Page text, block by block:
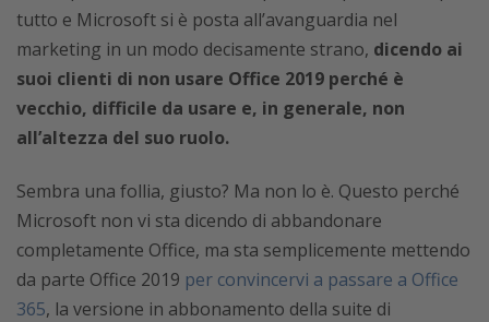
tutto e Microsoft si è posta all’avanguardia nel
marketing in un modo decisamente strano, dicendo ai
suoi clienti di non usare Office 2019 perché è
vecchio, difficile da usare e, in generale, non
all’altezza del suo ruolo.
Sembra una follia, giusto? Ma non lo è. Questo perché
Microsoft non vi sta dicendo di abbandonare
completamente Office, ma sta semplicemente mettendo
da parte Office 2019 per convincervi a passare a Office
365, la versione in abbonamento della suite di